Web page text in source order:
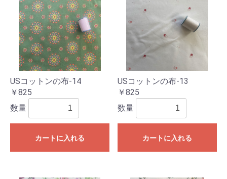
USコットンの布-14
￥825
数量
カートに入れる
USコットンの布-13
￥825
数量
カートに入れる